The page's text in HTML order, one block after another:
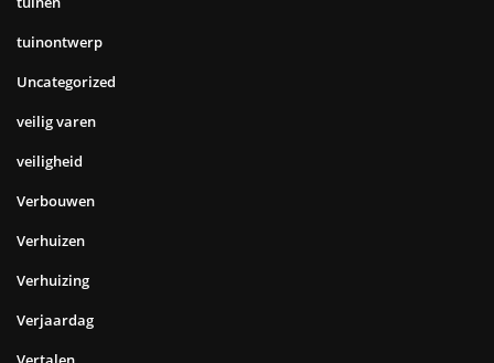
tuinontwerp
Uncategorized
veilig varen
veiligheid
Verbouwen
Verhuizen
Verhuizing
Verjaardag